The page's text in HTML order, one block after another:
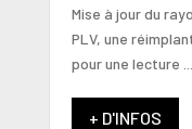
Mise à jour du
PLV, une
pour une lecture ...
+ D'INFOS